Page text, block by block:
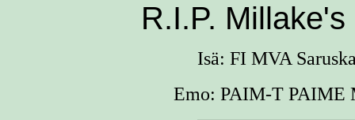
R.I.P.
Isä: FI MVA
Emo: PAIM-T PAIME